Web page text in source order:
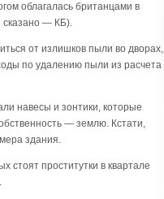
облагалась британцами в
сказано — КБ).
от излишков пыли во дворах,
по удалению пыли из расчета
навесы и зонтики, которые
— землю. Кстати,
здания.
стоят проститутки в квартале